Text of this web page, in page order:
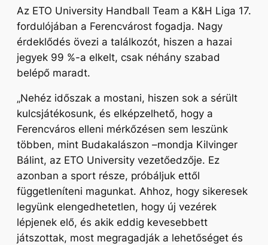
Az ETO University Handball Team a K&H Liga 17.
fordulójában a Ferencvárost fogadja. Nagy
érdeklődés övezi a találkozót, hiszen a hazai
jegyek 99 %-a elkelt, csak néhány szabad
belépő maradt.
„Nehéz időszak a mostani, hiszen sok a sérült
kulcsjátékosunk, és elképzelhető, hogy a
Ferencváros elleni mérkőzésen sem leszünk
többen, mint Budakalászon –mondja Kilvinger
Bálint, az ETO University vezetőedzője. Ez
azonban a sport része, próbáljuk ettől
függetleníteni magunkat. Ahhoz, hogy sikeresek
legyünk elengedhetetlen, hogy új vezérek
lépjenek elő, és akik eddig kevesebbett
játszottak, most megragadják a lehetőséget és